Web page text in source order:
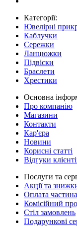
Категорії:
Ювелірні
Каблучки
Сережки
Ланцюжки
Підвіски
Браслети
Хрестики
Основна
Про компанію
Магазини
Контакти
Кар'єра
Новини
Корисні статті
Відгуки
Послуги та
Акції та
Оплата
Комісійний
Стіл замовлень
Подарункові